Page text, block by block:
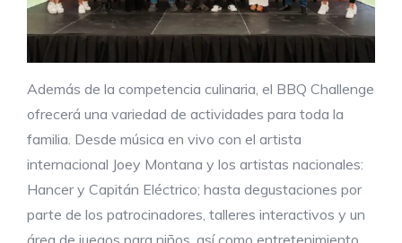
Además de la competencia culinaria, el BBQ Challenge
ofrecerá una variedad de actividades para toda la
familia. Desde música en vivo con el artista
internacional Joey Montana y los artistas nacionales:
Hancer y Capitán Eléctrico; hasta degustaciones por
parte de los patrocinadores, talleres interactivos y un